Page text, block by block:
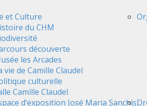
et Culture
du CHM
découverte
les Arcades
vie de Camille Claudel
culturelle
Camille Claudel
d’exposition José Maria Sanchis